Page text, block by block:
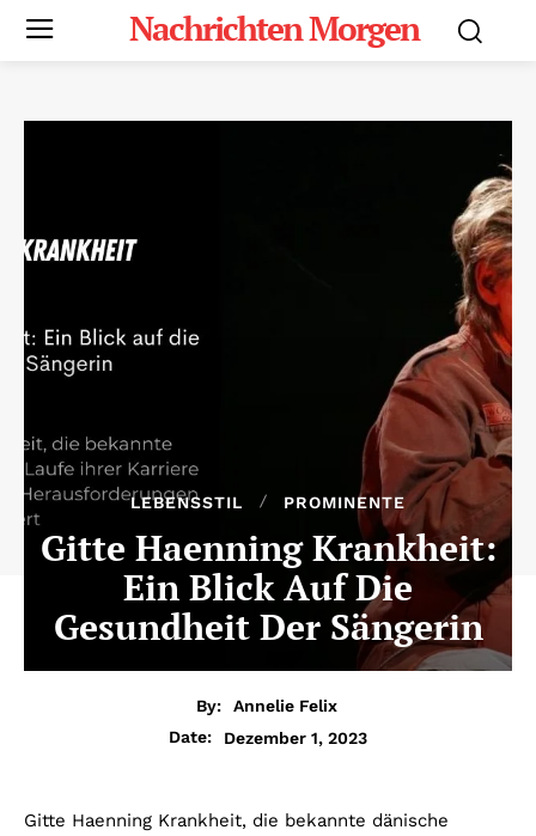
Nachrichten Morgen
LEBENSSTIL PROMINENTE
Gitte Haenning Krankheit:
Ein Blick Auf Die
Gesundheit Der Sängerin
By:
Annelie Felix
Date:
Dezember 1, 2023
Gitte Haenning Krankheit, die bekannte dänische